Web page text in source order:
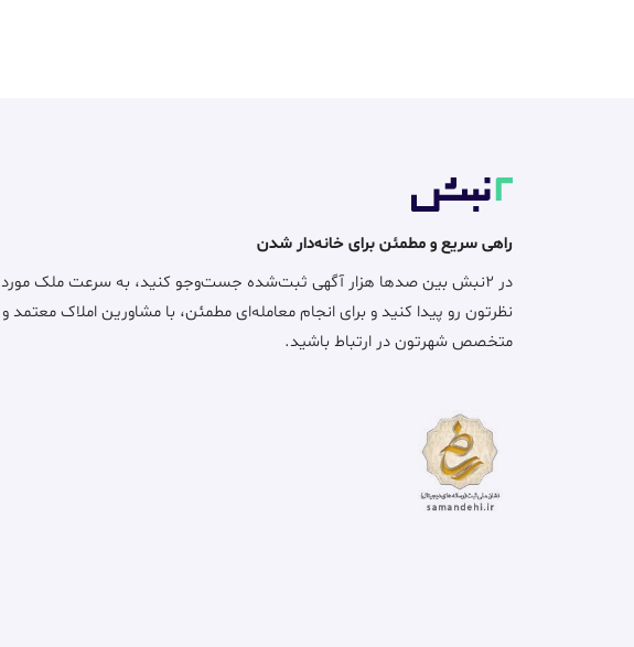
راهی سریع و مطمئن برای خانه‌دار شدن
در ۲نبش بین صدها هزار آگهی ثبت‌شده جست‌وجو کنید، به سرعت ملک مورد
نظرتون رو پیدا کنید و برای انجام معامله‌ای مطمئن، با مشاورین املاک معتمد و
متخصص شهرتون در ارتباط باشید.